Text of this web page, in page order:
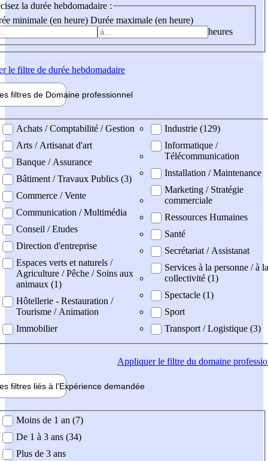
la durée hebdomadaire :
minimale (en heure) Durée maximale (en heure)
heures
le filtre de durée hebdomadaire
filtres de Domaine professionnel
professionel
Achats / Comptabilité / Gestion
Arts / Artisanat d'art
Banque / Assurance
Bâtiment / Travaux Publics (3)
Commerce / Vente
Communication / Multimédia
Conseil / Etudes
Direction d'entreprise
Espaces verts et naturels /
Agriculture / Pêche / Soins aux
animaux (1)
Hôtellerie - Restauration /
Tourisme / Animation
Immobilier
Industrie (129)
Informatique /
Télécommunication
Installation / Maintenance
Marketing / Stratégie
commerciale
Ressources Humaines
Santé
Secrétariat / Assistanat
Services à la personne / à la
collectivité (1)
Spectacle (1)
Sport
Transport / Logistique (3)
Appliquerle filtre du domaine
filtres liés à l'Expérience demandée
demandée
Moins de 1 an (7)
De 1 à 3 ans (34)
Plus de 3 ans